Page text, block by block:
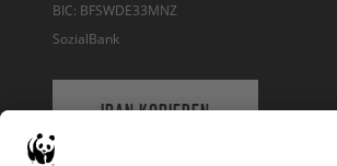
BIC: BFSWDE33MNZ
SozialBank
IBAN KOPIEREN